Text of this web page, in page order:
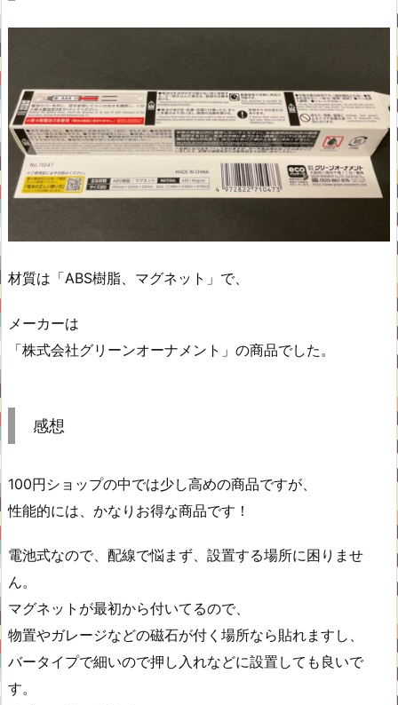
材質は「ABS樹脂、マグネット」で、
メーカーは
「株式会社グリーンオーナメント」の商品でした。
感想
100円ショップの中では少し高めの商品ですが、
性能的には、かなりお得な商品です！
電池式なので、配線で悩まず、設置する場所に困りませ
ん。
マグネットが最初から付いてるので、
物置やガレージなどの磁石が付く場所なら貼れますし、
バータイプで細いので押し入れなどに設置しても良いで
す。